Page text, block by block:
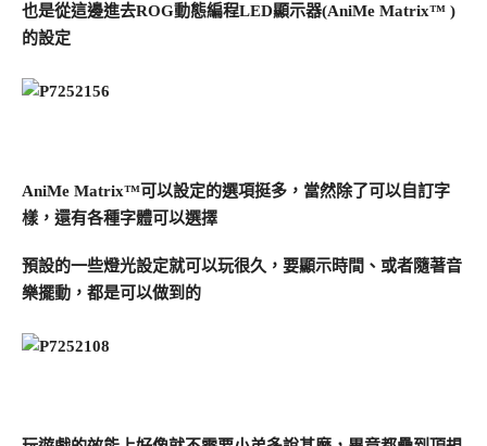
也是從這邊進去ROG動態編程LED顯示器(AniMe Matrix™ )
的設定
AniMe Matrix™可以設定的選項挺多，當然除了可以自訂字
樣，還有各種字體可以選擇
預設的一些燈光設定就可以玩很久，要顯示時間、或者隨著音
樂擺動，都是可以做到的